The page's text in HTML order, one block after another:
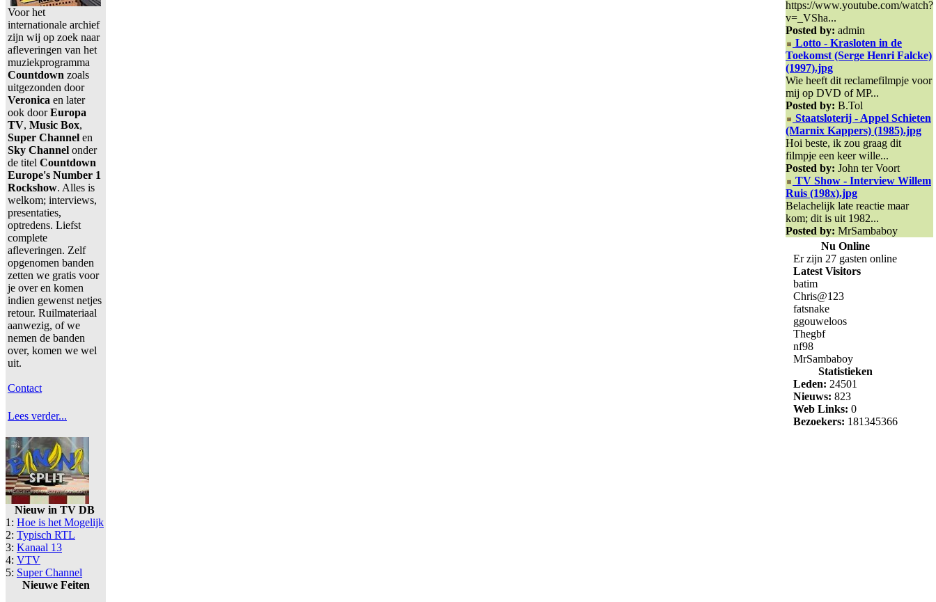
Voor het
internationale archief
zijn wij op zoek naar
afleveringen van het
muziekprogramma
Countdown zoals
uitgezonden door
Veronica en later
ook doorEuropa
TV, Music Box,
Super Channel en
Sky Channel onder
de titel Countdown
Europe's Number 1
Rockshow. Alles is
welkom; interviews,
presentaties,
optredens. Liefst
complete
afleveringen. Zelf
opgenomen banden
zetten we gratis voor
je over en komen
indien gewenst netjes
retour. Ruilmateriaal
aanwezig, of we
nemen de banden
over, komen we wel
uit.
Contact
Lees verder...
Nieuw in TV DB
1: Hoe is het Mogelijk
2: Typisch RTL
3: Kanaal 13
4: VTV
5: Super Channel
Nieuwe Feiten
https://www.youtube.com/watch?
v=_VSha...
Posted by: admin
Lotto - Krasloten in de
Toekomst (Serge Henri Falcke)
(1997).jpg
Wie heeft dit reclamefilmpje voor
mij op DVD of MP...
Posted by: B.Tol
Staatsloterij - Appel Schieten
(Marnix Kappers) (1985).jpg
Hoi beste, ik zou graag dit
filmpje een keer wille...
Posted by: John ter Voort
TV Show - Interview Willem
Ruis (198x).jpg
Belachelijk late reactie maar
kom; dit is uit 1982...
Posted by: MrSambaboy
Nu Online
Er zijn 27 gasten online
Latest Visitors
batim
Chris@123
fatsnake
ggouweloos
Thegbf
nf98
MrSambaboy
Statistieken
Leden: 24501
Nieuws: 823
Web Links: 0
Bezoekers: 181345366